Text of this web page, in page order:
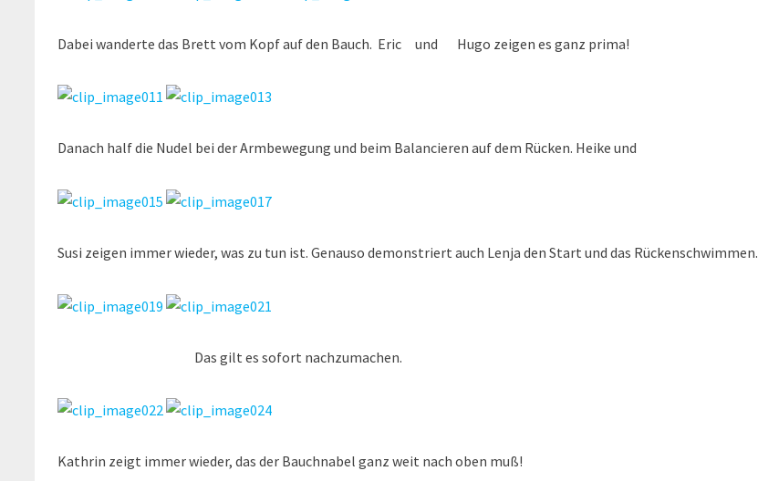
Dabei wanderte das Brett vom Kopf auf den Bauch. Eric und Hugo zeigen es ganz prima!
Danach half die Nudel bei der Armbewegung und beim Balancieren auf dem Rücken. Heike und
Susi zeigen immer wieder, was zu tun ist. Genauso demonstriert auch Lenja den Start und das Rückenschwimmen.
Das gilt es sofort nachzumachen.
Kathrin zeigt immer wieder, das der Bauchnabel ganz weit nach oben muß!